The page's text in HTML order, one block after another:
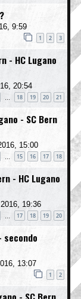
9:59
1 2 3
- HC Lugano
20:54
18 19 20 21
- SC Bern
15:00
15 16 17 18
- HC Lugano
19:36
17 18 19 20
secondo
13:07
1 2